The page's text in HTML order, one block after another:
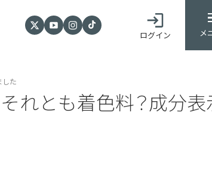
ログイン メ
した
れとも着色料？成分表